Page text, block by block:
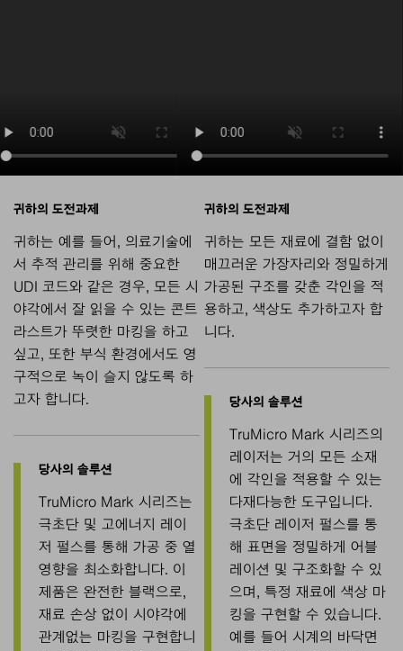
귀하는 예를 들어, 의료기술에
서 추적 관리를 위해 중요한
UDI 코드와 같은 경우, 모든 시
야각에서 잘 읽을 수 있는 콘트
라스트가 뚜렷한 마킹을 하고
싶고, 또한 부식 환경에서도 영
구적으로 녹이 슬지 않도록 하
고자 합니다.
TruMicro Mark 시리즈는
극초단 및 고에너지 레이
저 펄스를 통해 가공 중 열
영향을 최소화합니다. 이
제품은 완전한 블랙으로,
재료 손상 없이 시야각에
관계없는 마킹을 구현합니
귀하는 모든 재료에 결함 없이
매끄러운 가장자리와 정밀하게
가공된 구조를 갖춘 각인을 적
용하고, 색상도 추가하고자 합
니다.
TruMicro Mark 시리즈의
레이저는 거의 모든 소재
에 각인을 적용할 수 있는
다재다능한 도구입니다.
극초단 레이저 펄스를 통
해 표면을 정밀하게 어블
레이션 및 구조화할 수 있
으며, 특정 재료에 색상 마
킹을 구현할 수 있습니다.
예를 들어 시계의 바닥면